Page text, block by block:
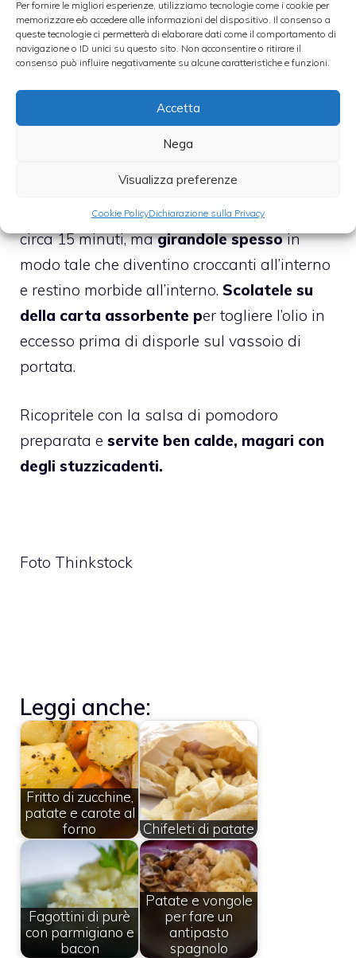
Per fornire le migliori esperienze, utilizziamo tecnologie come i cookie per
memorizzare e/o accedere alle informazioni del dispositivo. Il consenso a
queste tecnologie ci permetterà di elaborare dati come il comportamento di
navigazione o ID unici su questo sito. Non acconsentire o ritirare il
consenso può influire negativamente su alcune caratteristiche e funzioni.
Accetta
Nega
Visualizza preferenze
Cookie PolicyDichiarazione sulla Privacy
Unite un po’ diacetoe un pizzico di
tabasco, poi tenete la salsa in caldo a fuoco
bassissimo.
patate, pelatele e
all’interno di una padella grande
all’interno le patate e lasciatele dorare per
circa 15 minuti, magirandole spessoin
modo tale che diventino croccanti all’interno
e restino morbide all’interno. Scolatele su
della carta assorbente per togliere l’olio in
eccesso prima di disporle sul vassoio di
portata.
Ricopritele con la salsa di pomodoro
preparata e servite ben calde, magari con
degli stuzzicadenti.
Foto Thinkstock
Leggi anche:
Fritto di zucchine,
patate e carote al
forno
Chifeleti di patate
Fagottini di purè
con parmigiano e
bacon
Patate e vongole
per fare un
antipasto
spagnolo